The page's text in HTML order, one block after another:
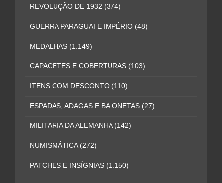
REVOLUÇÃO DE 1932 (374)
GUERRA PARAGUAI E IMPÉRIO (48)
MEDALHAS (1.149)
CAPACETES E COBERTURAS (103)
ITENS COM DESCONTO (110)
ESPADAS, ADAGAS E BAIONETAS (27)
MILITARIA DA ALEMANHA (142)
NUMISMÁTICA (272)
PATCHES E INSÍGNIAS (1.150)